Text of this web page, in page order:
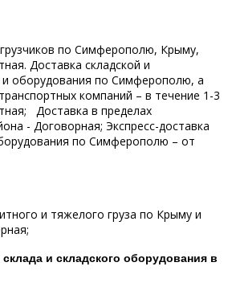
по Симферополю, Крыму,
Доставка складской и
и оборудования по Симферополю, а
компаний – в течение 1-3
Доставка в пределах
- Договорная; Экспресс-доставка
по Симферополю – от
и тяжелого груза по Крыму и
и складского оборудования в